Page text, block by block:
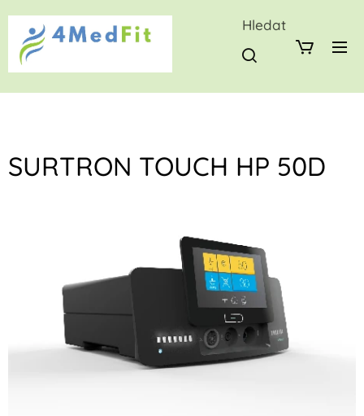
Hledat
SURTRON TOUCH HP 50D